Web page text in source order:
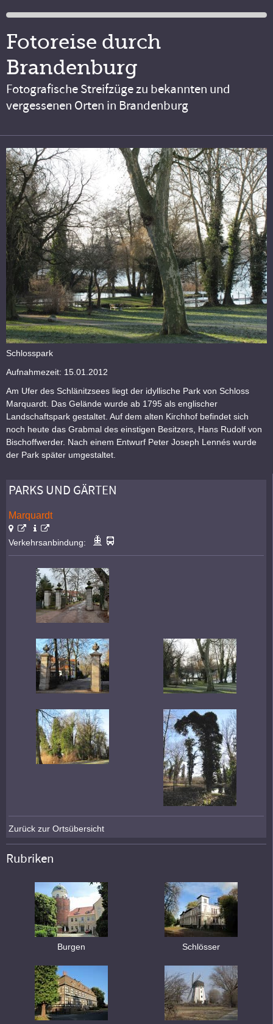
Fotoreise durch
Brandenburg
Fotografische Streifzüge zu bekannten und
vergessenen Orten in Brandenburg
Schlosspark
Aufnahmezeit: 15.01.2012
Am Ufer des Schlänitzsees liegt der idyllische Park von Schloss
Marquardt. Das Gelände wurde ab 1795 als englischer
Landschaftspark gestaltet. Auf dem alten Kirchhof befindet sich
noch heute das Grabmal des einstigen Besitzers, Hans Rudolf von
Bischoffwerder. Nach einem Entwurf Peter Joseph Lennés wurde
der Park später umgestaltet.
PARKS UND GÄRTEN
Marquardt
Verkehrsanbindung:
Zurück zur Ortsübersicht
Rubriken
Burgen Schlösser